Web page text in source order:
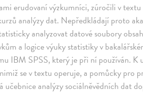
erudovaní výzkumníci, zúročili v
analýzy dat. Nepředkládají proto
analyzovat datové soubory
a logice výuky statistiky v
IBM SPSS, který je při ní používán. K
se v textu operuje, a pomůcky pro
učebnice analýzy sociálněvědních dat